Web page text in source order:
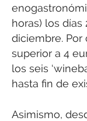
horas) los días
diciembre.
superior a 4
los seis
hasta fin de
Asimismo,